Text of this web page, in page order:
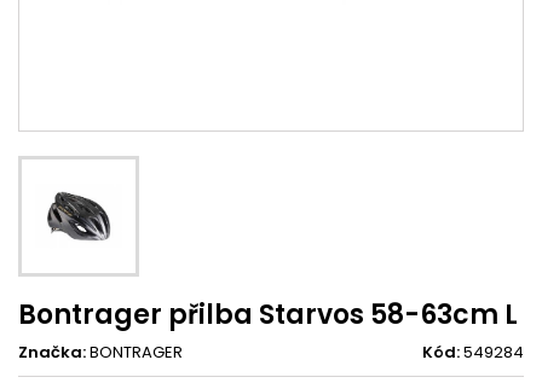
Bontrager přilba Starvos 58-63cm L
Značka:BONTRAGER Kód:549284